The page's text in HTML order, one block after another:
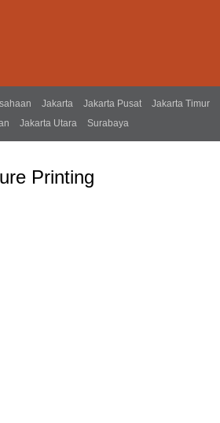
Jakarta Jakarta Pusat
Jakarta Timur
Jakarta Utara Surabaya
Printing